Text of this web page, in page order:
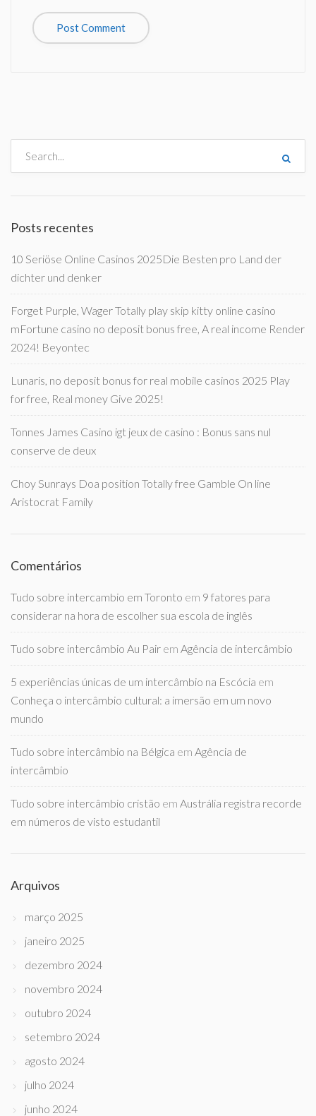
Posts recentes
10 Seriöse Online Casinos 2025Die Besten pro Land der
dichter und denker
Forget Purple, Wager Totally play skip kitty online casino
mFortune casino no deposit bonus free, A real income Render
2024! Beyontec
Lunaris, no deposit bonus for real mobile casinos 2025 Play
for free, Real money Give 2025!
Tonnes James Casino igt jeux de casino : Bonus sans nul
conserve de deux
Choy Sunrays Doa position Totally free Gamble On line
Aristocrat Family
Comentários
Tudo sobre intercambio em Toronto em 9 fatores para
considerar na hora de escolher sua escola de inglês
Tudo sobre intercâmbio Au Pair em Agência de intercâmbio
5 experiências únicas de um intercâmbio na Escócia em
Conheça o intercâmbio cultural: a imersão em um novo
mundo
Tudo sobre intercâmbio na Bélgica em Agência de
intercâmbio
Tudo sobre intercâmbio cristão em Austrália registra recorde
em números de visto estudantil
Arquivos
março 2025
janeiro 2025
dezembro 2024
novembro 2024
outubro 2024
setembro 2024
agosto 2024
julho 2024
junho 2024